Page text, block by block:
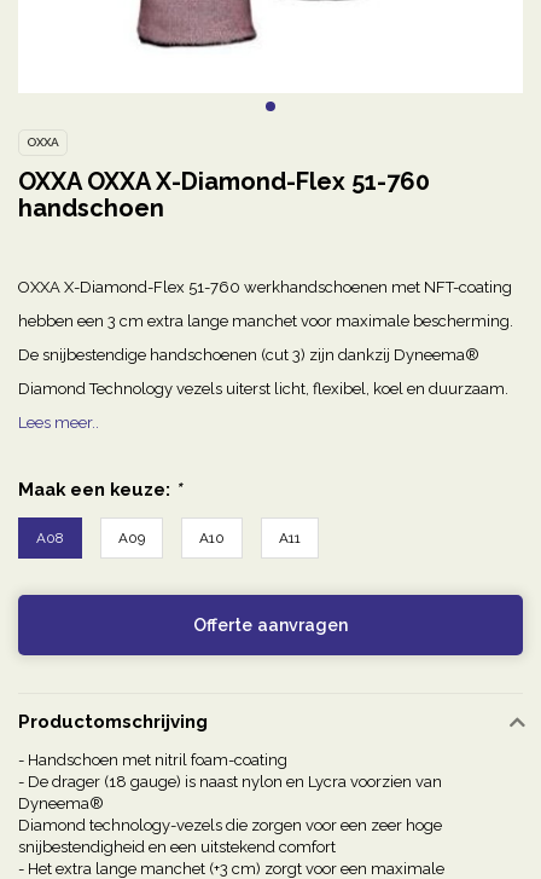
OXXA
OXXA OXXA X-Diamond-Flex 51-760
handschoen
OXXA X-Diamond-Flex 51-760 werkhandschoenen met NFT-coating
hebben een 3 cm extra lange manchet voor maximale bescherming.
De snijbestendige handschoenen (cut 3) zijn dankzij Dyneema®
Diamond Technology vezels uiterst licht, flexibel, koel en duurzaam.
Lees meer..
Maak een keuze: *
A08 A09 A10 A11
Offerte aanvragen
Productomschrijving
- Handschoen met nitril foam-coating
- De drager (18 gauge) is naast nylon en Lycra voorzien van
Dyneema®
Diamond technology-vezels die zorgen voor een zeer hoge
snijbestendigheid en een uitstekend comfort
- Het extra lange manchet (+3 cm) zorgt voor een maximale